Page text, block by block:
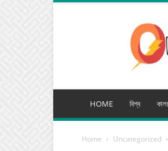
HOME বিশ্ব
Home Uncategorized